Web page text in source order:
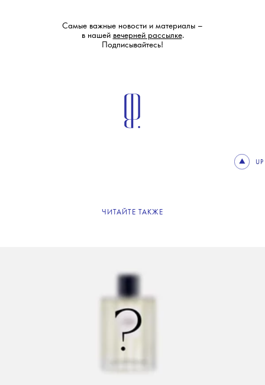
Самые важные новости и материалы –
в нашей вечерней рассылке.
Подписывайтесь!
UP
ЧИТАЙТЕ ТАКЖЕ